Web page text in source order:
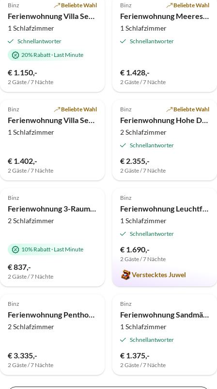
Binz Beliebte Wahl
Ferienwohnung Villa Seestern "Ostseeprinzessin"
1 Schlafzimmer
Schnellantworter
20% Rabatt· Last Minute
€ 1.150,-
2 Gäste / 7 Nächte
Binz Beliebte Wahl
Ferienwohnung Meeresmelodie - in Villa Frigga
1 Schlafzimmer
Schnellantworter
€ 1.428,-
2 Gäste / 7 Nächte
Top-Inserat
4.9 (15)
Binz Beliebte Wahl
Ferienwohnung Villa Seestern Seeblick
1 Schlafzimmer
€ 1.402,-
2 Gäste / 7 Nächte
Top-Inserat
4.8 (10)
Binz Beliebte Wahl
Ferienwohnung Hohe Düne - Strandschloss
2 Schlafzimmer
Schnellantworter
€ 2.355,-
2 Gäste / 7 Nächte
Top-Inserat
4.9 (7)
Binz
Ferienwohnung 3-Raum-Appartement im FeHa am Schmachter See
2 Schlafzimmer
10% Rabatt· Last Minute
€ 837,-
2 Gäste / 7 Nächte
Top-Inserat
4.8 (5)
Binz
Ferienwohnung Leuchtfeuer - Villa Frigga
1 Schlafzimmer
Schnellantworter
€ 1.690,-
2 Gäste / 7 Nächte
Verstecktes Juwel
Top-Inserat
5.0 (3)
Binz
Ferienwohnung Penthouse Sea for Miles - Strandschloss
2 Schlafzimmer
€ 3.335,-
2 Gäste / 7 Nächte
Top-Inserat
4.8 (3)
Binz
Ferienwohnung Sandmännchen - Villa Stranddistel
1 Schlafzimmer
Schnellantworter
€ 1.375,-
2 Gäste / 7 Nächte